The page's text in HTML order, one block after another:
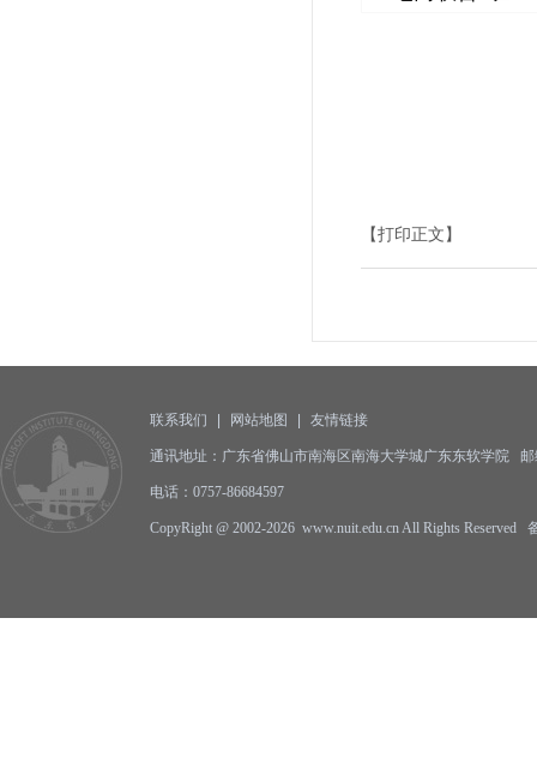
【打印正文】
联系我们 网站地图 友情链接
通讯地址：广东省佛山市南海区南海大学城广东东软学院 邮
电话：0757-86684597
CopyRight @ 2002-2026 www.nuit.edu.cn All Rights Reserved